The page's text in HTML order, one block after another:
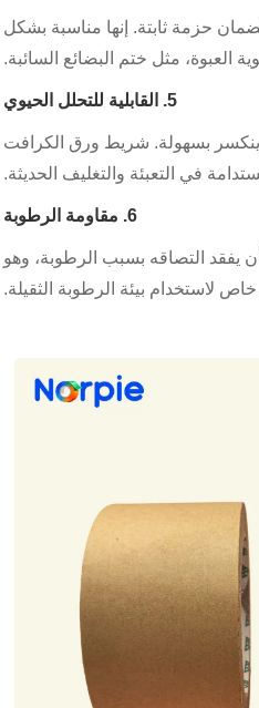
حزمة ثابتة. إنها مناسبة بشكل
العبوة، مثل ختم البضائع السائبة.
5. القابلية للتحلل الحيوي
ينكسر بسهولة. شريط ورق الكرافت
في التعبئة والتغليف الحديثة.
6. مقاومة الرطوبة
يفقد التصاقه بسبب الرطوبة، وهو
لاستخدام بيئة الرطوبة الثقيلة.